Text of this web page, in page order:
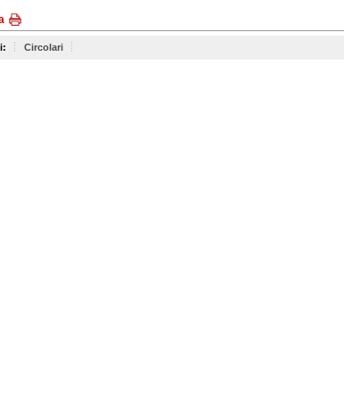
Circolari